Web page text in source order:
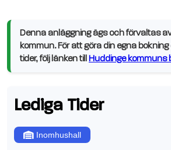
Denna anläggning ägs och förvaltas
kommun. För att göra din egna
tider, följ länken till Huddinge kommuns
Lediga Tider
Inomhushall